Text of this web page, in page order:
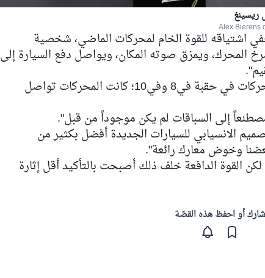
ريسينغ
اشتياقه للقوة الخام لمحركات الماضي، شخصية
"يجب أن يصرخ المحرك، ويمزق صوته المكان، ويواصل دفع السيارة إلى
وأردف: "هذا بالضبط ما كانت تفعله المحركات في حقبة في8 وفي10؛ كانت المحركات تواصل
إلى السباقات لم يكن موجوداً من قبل".
الانسيابي للسيارات الجديدة أفضل بكثير من
وخوض معارك رائعة".
القوة الدافعة خلف ذلك أصبحت بالتأكيد أقل إثارة
شارك أو احفظ هذه القصّة